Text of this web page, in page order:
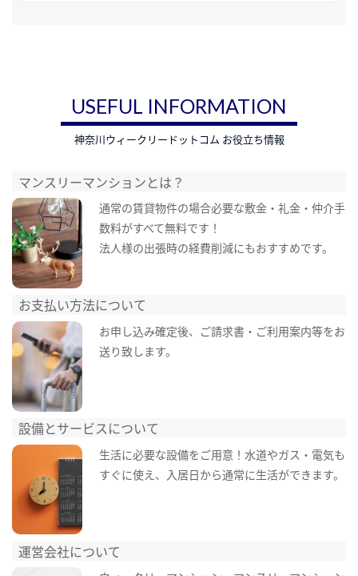
USEFUL INFORMATION
神奈川ウィークリードットコム お役立ち情報
マンスリーマンションとは？
通常の賃貸物件の場合必要な敷金・礼金・仲介手
数料がすべて無料です！
法人様の出張時の経費削減にもおすすめです。
お支払い方法について
お申し込み確定後、ご請求書・ご利用案内等をお
送り致します。
設備とサービスについて
生活に必要な設備をご用意！水道やガス・電気も
すぐに使え、入居日から通常に生活ができます。
運営会社について